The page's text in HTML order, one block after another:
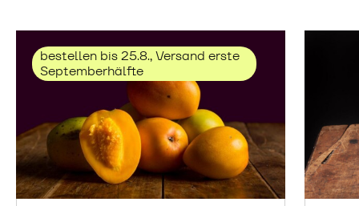
bestellen bis 25.8., Versand erste
Septemberhälfte